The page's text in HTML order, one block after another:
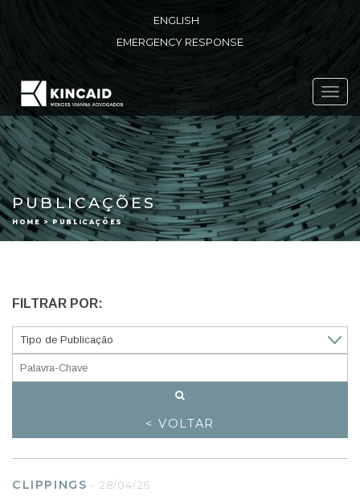
ENGLISH
EMERGENCY RESPONSE
PUBLICAÇÕES
HOME > PUBLICAÇÕES
FILTRAR POR:
< VOLTAR
CLIPPINGS - 28/04/26